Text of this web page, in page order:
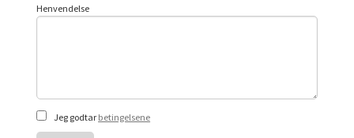
Henvendelse
Jeg godtar betingelsene